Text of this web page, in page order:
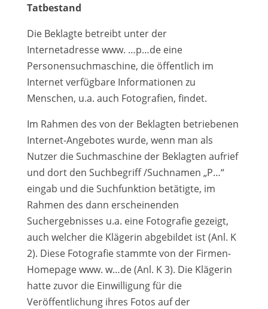
Tatbestand
Die Beklagte betreibt unter der
Internetadresse www. …p…de eine
Personensuchmaschine, die öffentlich im
Internet verfügbare Informationen zu
Menschen, u.a. auch Fotografien, findet.
Im Rahmen des von der Beklagten betriebenen
Internet-Angebotes wurde, wenn man als
Nutzer die Suchmaschine der Beklagten aufrief
und dort den Suchbegriff /Suchnamen „P…“
eingab und die Suchfunktion betätigte, im
Rahmen des dann erscheinenden
Suchergebnisses u.a. eine Fotografie gezeigt,
auch welcher die Klägerin abgebildet ist (Anl. K
2). Diese Fotografie stammte von der Firmen-
Homepage www. w…de (Anl. K 3). Die Klägerin
hatte zuvor die Einwilligung für die
Veröffentlichung ihres Fotos auf der